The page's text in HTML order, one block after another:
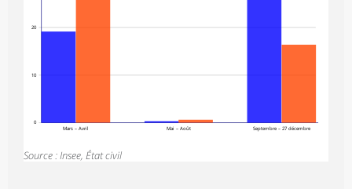
0
10
20
Mars – Avril Mai – Août Septembre – 27 décembre
Source : Insee, État civil